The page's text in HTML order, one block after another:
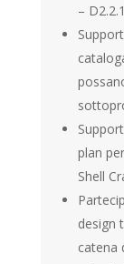
–
plan
Shell
design
catena